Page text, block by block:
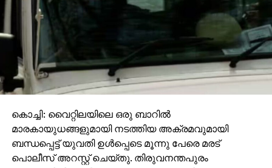
കൊച്ചി: വൈറ്റിലയിലെ ഒരു ബാറില്‍
മാരകായുധങ്ങളുമായി നടത്തിയ അക്രമവുമായി
ബന്ധപ്പെട്ട് യുവതി ഉള്‍പ്പെടെ മൂന്നു പേരെ മരട്
പൊലീസ് അറസ്റ്റ് ചെയ്തു. തിരുവനന്തപുരം